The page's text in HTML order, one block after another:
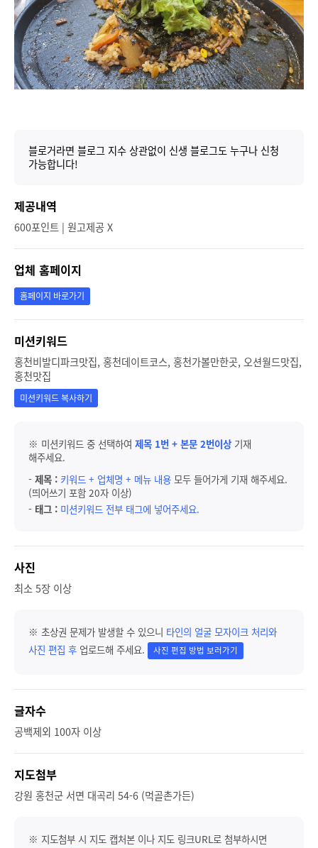
블로거라면 블로그 지수 상관없이 신생 블로그도 누구나 신청
가능합니다!
제공내역
600포인트 | 원고제공 X
업체 홈페이지
홈페이지 바로가기
미션키워드
홍천비발디파크맛집, 홍천데이트코스, 홍천가볼만한곳, 오션월드맛집,
홍천맛집
미션키워드 복사하기
※ 미션키워드 중 선택하여 제목 1번 + 본문 2번이상 기재
해주세요.
- 제목 : 키워드 + 업체명 + 메뉴 내용 모두 들어가게 기재 해주세요.
(띄어쓰기 포함 20자 이상)
- 태그 : 미션키워드 전부 태그에 넣어주세요.
사진
최소 5장 이상
※ 초상권 문제가 발생할 수 있으니 타인의 얼굴 모자이크 처리와
사진 편집 후 업로드해 주세요. 사진 편집 방법 보러가기
글자수
공백제외 100자 이상
지도첨부
강원 홍천군 서면 대곡리 54-6 (먹골촌가든)
※ 지도첨부 시 지도 캡처본 이나 지도 링크URL로 첨부하시면